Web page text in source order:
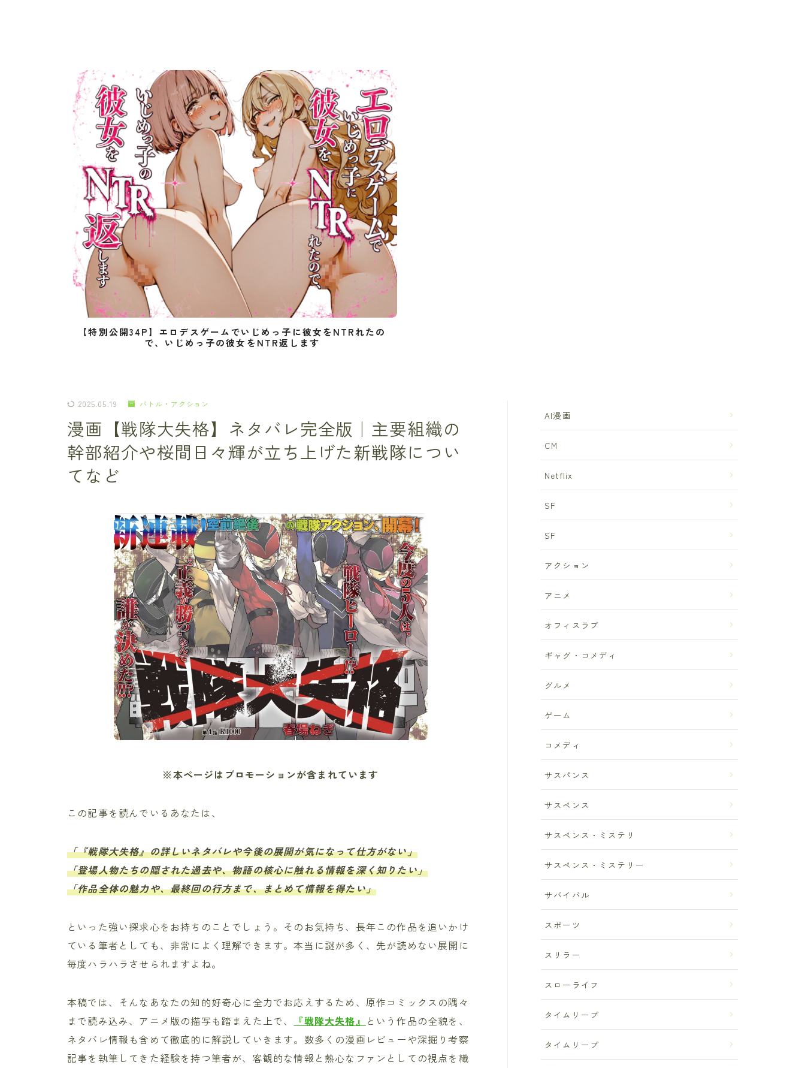
【特別公開34P】エロデスゲームでいじめっ子に彼女をNTRれたの
で、いじめっ子の彼女をNTR返します
2025.05.19 バトル・アクション
漫画【戦隊大失格】ネタバレ完全版｜主要組織の
幹部紹介や桜間日々輝が立ち上げた新戦隊につい
てなど
※本ページはプロモーションが含まれています
この記事を読んでいるあなたは、
「『戦隊大失格』の詳しいネタバレや今後の展開が気になって仕方がない」
「登場人物たちの隠された過去や、物語の核心に触れる情報を深く知りたい」
「作品全体の魅力や、最終回の行方まで、まとめて情報を得たい」
といった強い探求心をお持ちのことでしょう。そのお気持ち、長年この作品を追いかけ
ている筆者としても、非常によく理解できます。本当に謎が多く、先が読めない展開に
毎度ハラハラさせられますよね。
本稿では、そんなあなたの知的好奇心に全力でお応えするため、原作コミックスの隅々
まで読み込み、アニメ版の描写も踏まえた上で、
『戦隊大失格』 という作品の全貌を、
ネタバレ情報も含めて徹底的に解説していきます。数多くの漫画レビューや深掘り考察
記事を執筆してきた経験を持つ筆者が、客観的な情報と熱心なファンとしての視点を織
AI漫画
CM
Netflix
SF
SF
アクション
アニメ
オフィスラブ
ギャグ・コメディ
グルメ
ゲーム
コメディ
サスパンス
サスペンス
サスペンス・ミステリ
サスペンス・ミステリー
サバイバル
スポーツ
スリラー
スローライフ
タイムリープ
タイムリープ